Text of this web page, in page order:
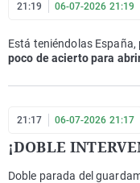
21:19 06-07-2026 21:19
Está teniéndolas
poco de acierto para
21:17 06-07-2026 21:17
¡DOBLE
Doble parada del